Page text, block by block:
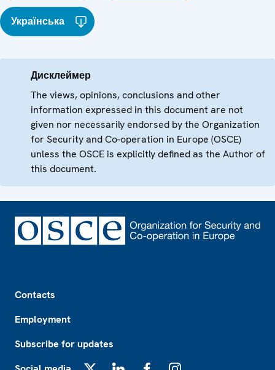
Українська
Дисклеймер
The views, opinions, conclusions and other
information expressed in this document are not
given nor necessarily endorsed by the Organization
for Security and Co-operation in Europe (OSCE)
unless the OSCE is explicitly defined as the Author of
this document.
Contacts
Employment
Subscribe for updates